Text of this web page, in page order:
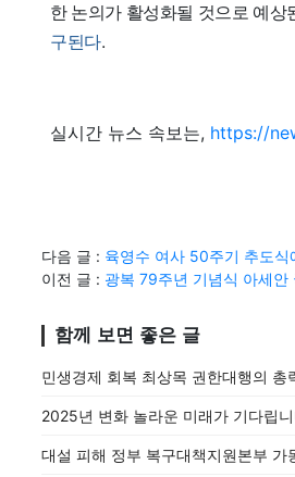
한 논의가 활성화될 것으로 예상
구된다.
실시간 뉴스 속보는, https://
다음 글 : 육영수 여사 50주기 추도식
이전 글 : 광복 79주년 기념식 아세안
함께 보면 좋은 글
민생경제 회복 최상목 권한대행의 총
2025년 변화 놀라운 미래가 기다립
대설 피해 정부 복구대책지원본부 가